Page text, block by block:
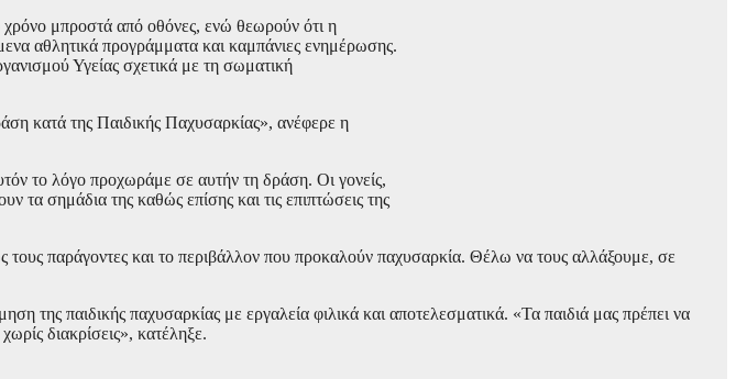
χρόνο μπροστά από οθόνες, ενώ θεωρούν ότι η
αθλητικά προγράμματα και καμπάνιες ενημέρωσης.
Υγείας σχετικά με τη σωματική
κατά της Παιδικής Παχυσαρκίας», ανέφερε η
το λόγο προχωράμε σε αυτήν τη δράση. Οι γονείς,
τα σημάδια της καθώς επίσης και τις επιπτώσεις της
παράγοντες και το περιβάλλον που προκαλούν παχυσαρκία. Θέλω να τους αλλάξουμε, σε
της παιδικής παχυσαρκίας με εργαλεία φιλικά και αποτελεσματικά. «Τα παιδιά μας πρέπει να
διακρίσεις», κατέληξε.